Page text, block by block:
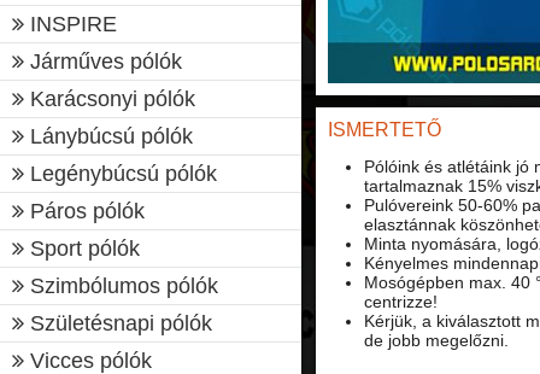
INSPIRE
Járműves pólók
Karácsonyi pólók
Lánybúcsú pólók
Legénybúcsú pólók
Páros pólók
Sport pólók
Szimbólumos pólók
Születésnapi pólók
Vicces pólók
ISMERTETŐ
Pólóink és atlétáink jó
tartalmaznak 15%
Pulóvereink 50-60%
elasztánnak
Minta nyomására,
Kényelmes
Mosógépben max. 40
centrizze!
Kérjük, a kiválasztott
de jobb megelőzni.